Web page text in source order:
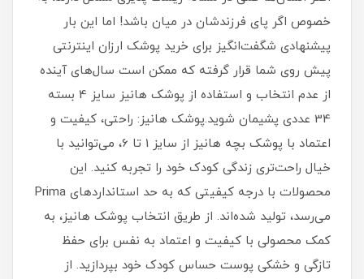
خصوص اگر پای فرزندشان در میان باشد! اما این بار
پیشنهادی شگفت‌انگیز برای خرید پوشک ارزان اینترنتی
پیش روی شما قرار گرفته که ممکن است سال‌های آینده
از عدم انتخاب و استفاده از پوشک هانیز سایز 4 بسته
34 عددی پشیمان شوید.پوشک هانیز: راحتی، کیفیت و
اعتماد با پوشک بچه هانیز از سایز 1 تا 6، می‌توانید با
خیال راحت‌تری زندگی کودک خود را تجربه کنید. این
محصولات با درجه کیفیتی که به حد استانداردهای Prima
می‌رسد، تولید شده‌اند. از طریق انتخاب پوشک هانیز، به
کمک محصولی با کیفیت و اعتماد به نفس برای حفظ
تازگی و خشکی پوست حساس کودک خود بپردازید. از